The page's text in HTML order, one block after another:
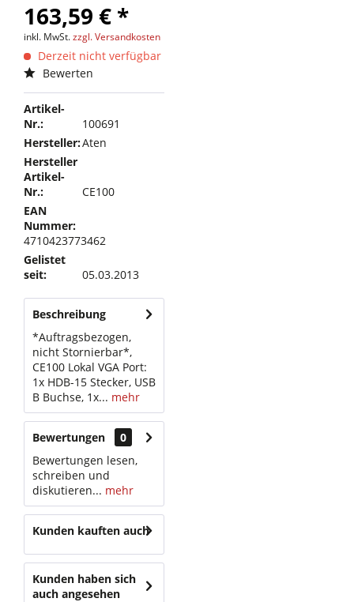
163,59 € *
inkl. MwSt.zzgl. Versandkosten
Derzeit nicht verfügbar
Bewerten
Artikel-
Nr.:
100691
Hersteller:Aten
Hersteller
Artikel-
Nr.:
CE100
EAN
Nummer:
4710423773462
Gelistet
seit:
05.03.2013
Beschreibung
*Auftragsbezogen,
nicht Stornierbar*,
CE100 Lokal VGA Port:
1x HDB-15 Stecker, USB
B Buchse, 1x... mehr
Bewertungen
0
Bewertungen lesen,
schreiben und
diskutieren... mehr
Kunden kauften auch
Kunden haben sich
auch angesehen